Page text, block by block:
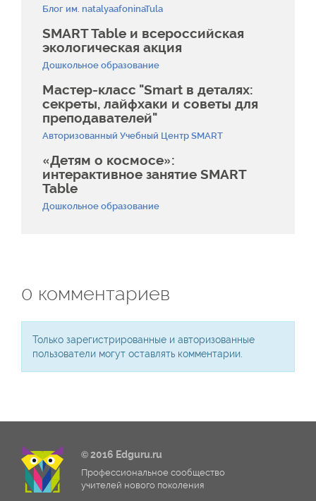
Блог им. natalyaafoninaTula
SMART Table и всероссийская
экологическая акция
Дошкольное образование
Мастер-класс "Smart в деталях:
секреты, лайфхаки и советы для
преподавателей"
Авторизованный Учебный Центр SMART
«Детям о космосе»:
интерактивное занятие SMART
Table
Дошкольное образование
0 комментариев
Только зарегистрированные и авторизованные
пользователи могут оставлять комментарии.
© 2016 Edguru.ru
Профессиональное сообщество
учителей нового поколения